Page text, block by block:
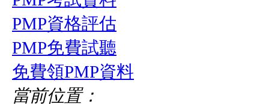
PMP資格評估
PMP免費試聽
免費領PMP資料
當前位置：